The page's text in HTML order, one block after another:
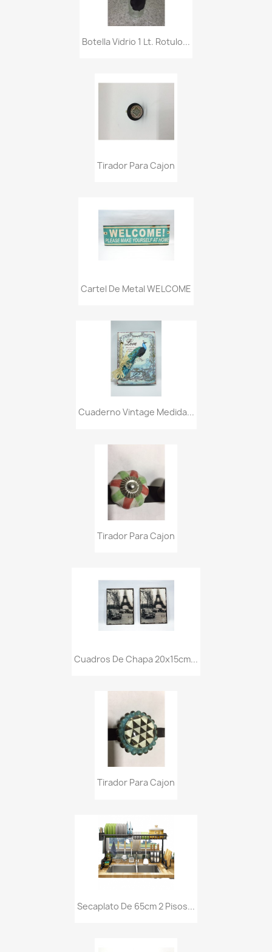
Botella Vidrio 1 Lt. Rotulo...
Tirador Para Cajon
Cartel De Metal WELCOME
Cuaderno Vintage Medida...
Tirador Para Cajon
Cuadros De Chapa 20x15cm...
Tirador Para Cajon
Secaplato De 65cm 2 Pisos...